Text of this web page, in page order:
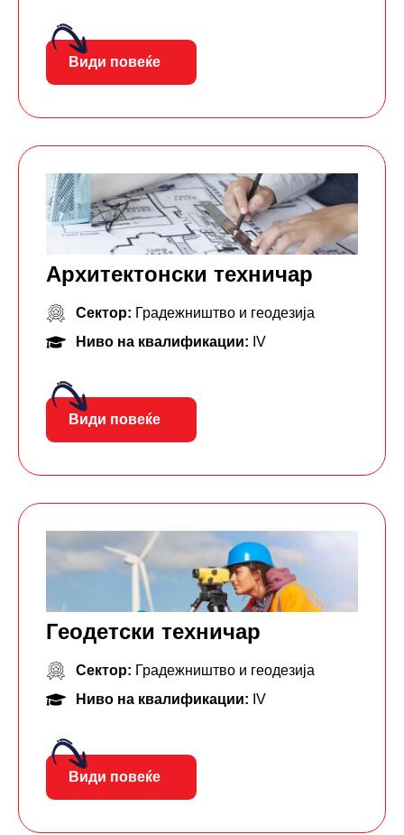
Види повеќе
Архитектонски техничар
Сектор: Градежништво и геодезија
Ниво на квалификации: IV
Види повеќе
Геодетски техничар
Сектор: Градежништво и геодезија
Ниво на квалификации: IV
Види повеќе